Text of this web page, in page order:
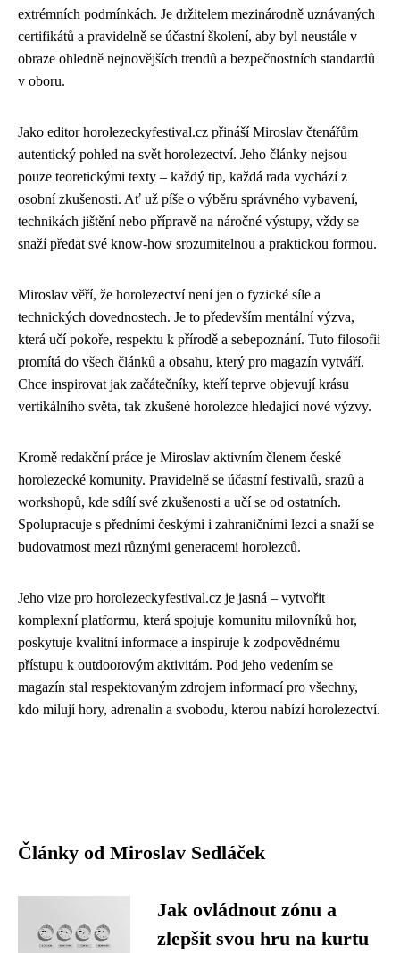
extrémních podmínkách. Je držitelem mezinárodně uznávaných
certifikátů a pravidelně se účastní školení, aby byl neustále v
obraze ohledně nejnovějších trendů a bezpečnostních standardů
v oboru.
Jako editor horolezeckyfestival.cz přináší Miroslav čtenářům
autentický pohled na svět horolezectví. Jeho články nejsou
pouze teoretickými texty – každý tip, každá rada vychází z
osobní zkušenosti. Ať už píše o výběru správného vybavení,
technikách jištění nebo přípravě na náročné výstupy, vždy se
snaží předat své know-how srozumitelnou a praktickou formou.
Miroslav věří, že horolezectví není jen o fyzické síle a
technických dovednostech. Je to především mentální výzva,
která učí pokoře, respektu k přírodě a sebepoznání. Tuto filosofii
promítá do všech článků a obsahu, který pro magazín vytváří.
Chce inspirovat jak začátečníky, kteří teprve objevují krásu
vertikálního světa, tak zkušené horolezce hledající nové výzvy.
Kromě redakční práce je Miroslav aktivním členem české
horolezecké komunity. Pravidelně se účastní festivalů, srazů a
workshopů, kde sdílí své zkušenosti a učí se od ostatních.
Spolupracuje s předními českými i zahraničními lezci a snaží se
budovatmost mezi různými generacemi horolezců.
Jeho vize pro horolezeckyfestival.cz je jasná – vytvořit
komplexní platformu, která spojuje komunitu milovníků hor,
poskytuje kvalitní informace a inspiruje k zodpovědnému
přístupu k outdoorovým aktivitám. Pod jeho vedením se
magazín stal respektovaným zdrojem informací pro všechny,
kdo milují hory, adrenalin a svobodu, kterou nabízí horolezectví.
Články od Miroslav Sedláček
Jak ovládnout zónu a
zlepšit svou hru na kurtu